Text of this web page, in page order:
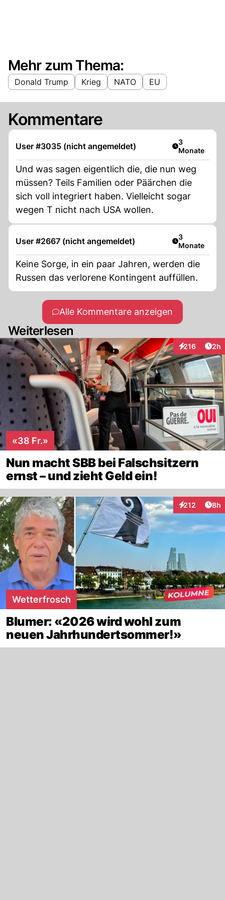
Mehr zum Thema:
Donald Trump Krieg NATO EU
Kommentare
User #3035 (nicht angemeldet) Artikel
3
Monate
Und was sagen eigentlich die, die nun weg
müssen? Teils Familien oder Päärchen die
sich voll integriert haben. Vielleicht sogar
wegen T nicht nach USA wollen.
User #2667 (nicht angemeldet) Artikel
3
Monate
Keine Sorge, in ein paar Jahren, werden die
Russen das verlorene Kontingent auffüllen.
Alle Kommentare anzeigen
Weiterlesen
216
Interaktionen
2h
«38 Fr.»
Nun macht SBB bei Falschsitzern
ernst – und zieht Geld ein!
212
Interaktionen
8h
Wetterfrosch
Blumer: «2026 wird wohl zum
neuen Jahrhundertsommer!»